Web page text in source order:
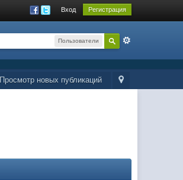
Вход Регистрация
Пользователи
Просмотр новых публикаций